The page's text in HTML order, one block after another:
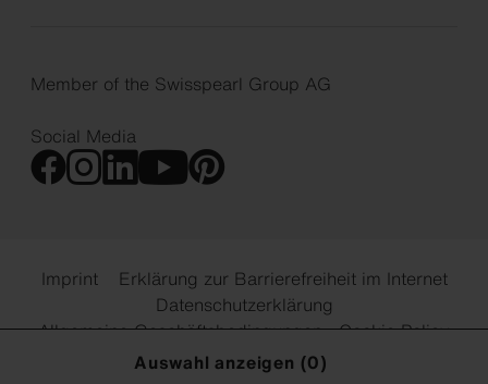
Auswahl anzeigen (0)
Member of the Swisspearl Group AG
Social Media
Imprint
Erklärung zur Barrierefreiheit im Internet
Datenschutzerklärung
Allgemeine Geschäftsbedingungen
Cookie Policy
Cookie Einstellungen